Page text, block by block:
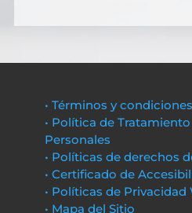
• Términos y condiciones
• Política de
Personales
• Políticas de derechos
• Certificado de
• Políticas de Privacidad
• Mapa del Sitio